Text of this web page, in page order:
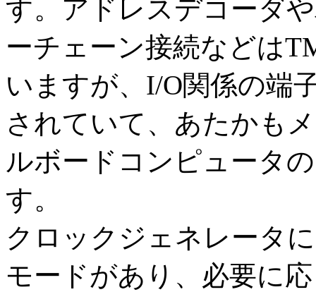
す。アドレスデコーダ
ーチェーン接続などは
いますが、I/O関係の端
されていて、あたかも
ルボードコンピュータ
す。
クロックジェネレータ
モードがあり、必要に